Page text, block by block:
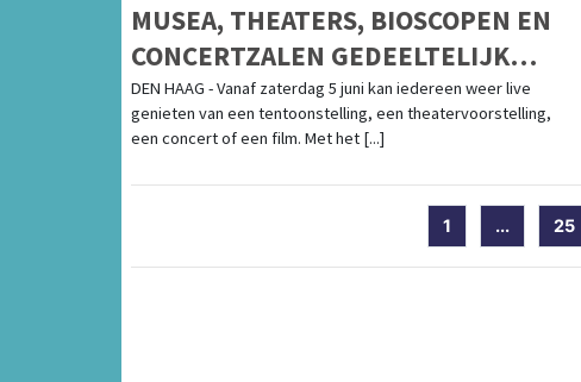
MUSEA, THEATERS, BIOSCOPEN EN
CONCERTZALEN GEDEELTELIJK
WEER OPEN VOOR PUBLIEK
DEN HAAG - Vanaf zaterdag 5 juni kan iedereen weer live
genieten van een tentoonstelling, een theatervoorstelling,
een concert of een film. Met het [...]
1 ... 25